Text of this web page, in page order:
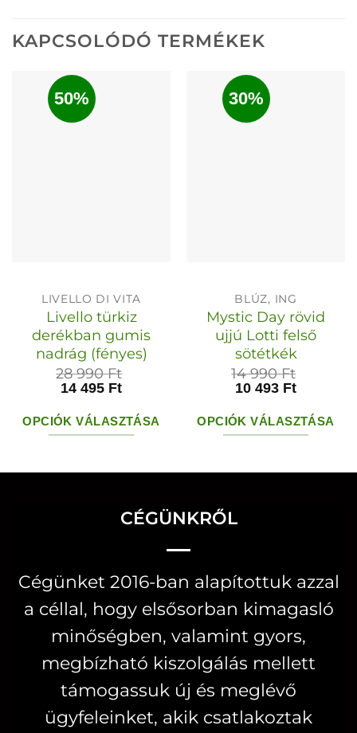
KAPCSOLÓDÓ TERMÉKEK
50%
LIVELLO DI VITA
Livello türkiz
derékban gumis
nadrág (fényes)
28 990Ft
14 495 Ft
OPCIÓK VÁLASZTÁSA
a
több
A
változatok
a
termékoldalon
választhatók
ki
30%
BLÚZ, ING
Mystic Day rövid
ujjú Lotti felső
sötétkék
14 990Ft
10 493 Ft
OPCIÓK VÁLASZTÁSA
a
A
változatok
a
ki
CÉGÜNKRŐL
Cégünket 2016-ban alapítottuk azzal
a céllal, hogy elsősorban kimagasló
minőségben, valamint gyors,
megbízható kiszolgálás mellett
támogassuk új és meglévő
ügyfeleinket, akik csatlakoztak